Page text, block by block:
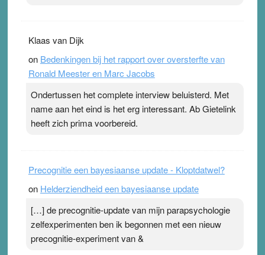
Klaas van Dijk
on Bedenkingen bij het rapport over oversterfte van
Ronald Meester en Marc Jacobs
Ondertussen het complete interview beluisterd. Met
name aan het eind is het erg interessant. Ab Gietelink
heeft zich prima voorbereid.
Precognitie een bayesiaanse update - Kloptdatwel?
on Helderziendheid een bayesiaanse update
[…] de precognitie-update van mijn parapsychologie
zelfexperimenten ben ik begonnen met een nieuw
precognitie-experiment van &